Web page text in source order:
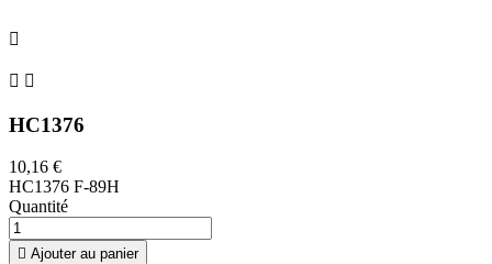

 
HC1376
10,16 €
HC1376 F-89H
Quantité
 Ajouter au panier